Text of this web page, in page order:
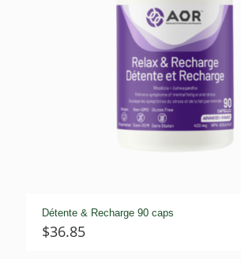
Détente & Recharge 90 caps
$36.85